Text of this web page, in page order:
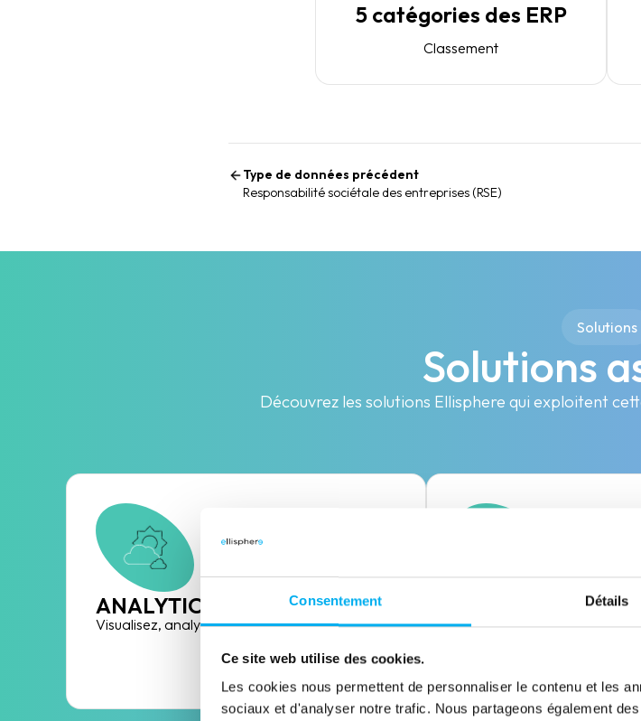
Consentement Détails
Ce site web utilise des cookies.
Les cookies nous permettent de personnaliser le contenu et les
sociaux et d'analyser notre trafic. Nous partageons également
5 catégories des ERP
Classement
Type de données précédent
Responsabilité sociétale des entreprises (RSE)
Solutions
Solutions
Découvrez les solutions Ellisphere qui exploitent
ANALYTICS
Visualisez, analysez et pilotez
Découvrir la solution
Enrichissement des